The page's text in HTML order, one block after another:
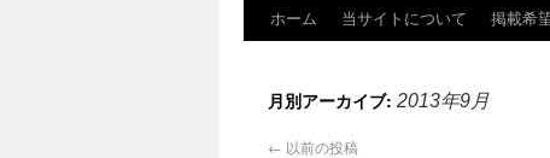
ホーム 当サイトについて 掲載希
月別アーカイブ: 2013年9月
← 以前の投稿